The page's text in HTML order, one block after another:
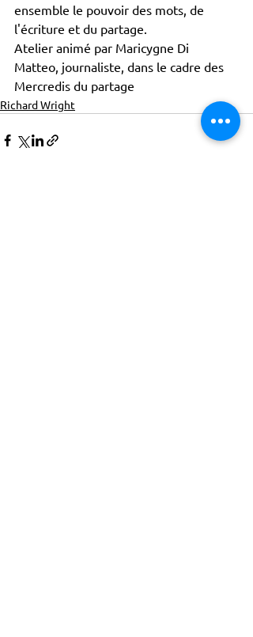
ensemble le pouvoir des mots, de
l'écriture et du partage.
Atelier animé par Maricygne Di
Matteo, journaliste, dans le cadre des
Mercredis du partage
Richard Wright